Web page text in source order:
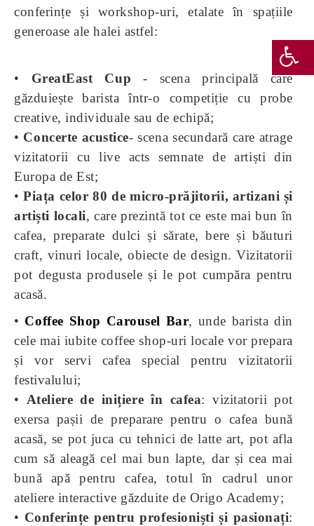
conferințe și workshop-uri, etalate în spațiile
generoase ale halei astfel:
• GreatEast Cup- scena principală care
găzduiește barista într-o competiție cu probe
creative, individuale sau de echipă;
• Concerte acustice- scena secundară care atrage
vizitatorii cu live acts semnate de artiști din
Europa de Est;
•Piața celor 80 de micro-prăjitorii, artizani și
artiști locali, care prezintă tot ce este mai bun în
cafea, preparate dulci și sărate, bere și băuturi
craft, vinuri locale, obiecte de design. Vizitatorii
pot degusta produsele și le pot cumpăra pentru
acasă.
• Coffee Shop Carousel Bar, unde barista din
cele mai iubite coffee shop-uri locale vor prepara
și vor servi cafea special pentru vizitatorii
festivalului;
• Ateliere de inițiere în cafea: vizitatorii pot
exersa pașii de preparare pentru o cafea bună
acasă, se pot juca cu tehnici de latte art, pot afla
cum să aleagă cel mai bun lapte, dar și cea mai
bună apă pentru cafea, totul în cadrul unor
ateliere interactive găzduite de Origo Academy;
• Conferințe pentru profesioniști și pasionați: